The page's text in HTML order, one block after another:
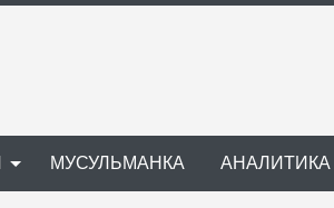
МУСУЛЬМАНКА АНАЛИТИКА